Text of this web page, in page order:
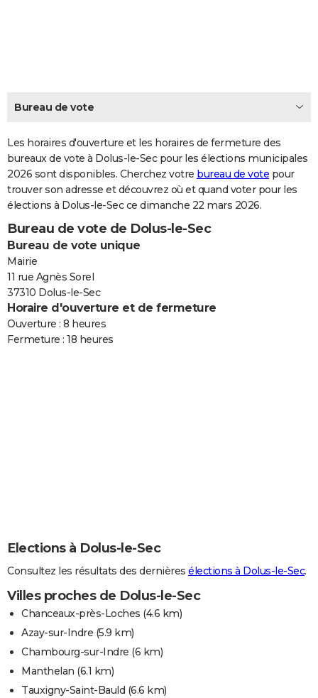
CARTE DE VOEUX
Dictionnaire
Biographies
Citations
Expressions
Proverbes
PROGRAMME TV
COPAINS D'AVANT
FORUM
Bricolage
Lifestyle
Culture
Sport
Auto
Television
Voyage
Cinema
Bureau de vote
Les horaires d'ouverture et les horaires de fermeture des
bureaux de vote à Dolus-le-Sec pour les élections municipales
2026 sont disponibles. Cherchez votre bureau de vote pour
trouver son adresse et découvrez où et quand voter pour les
élections à Dolus-le-Sec ce dimanche 22 mars 2026.
Bureau de vote de Dolus-le-Sec
Bureau de vote unique
Mairie
11 rue Agnès Sorel
37310 Dolus-le-Sec
Horaire d'ouverture et de fermeture
Ouverture : 8 heures
Fermeture : 18 heures
Elections à Dolus-le-Sec
Consultez les résultats des dernières élections à Dolus-le-Sec.
Villes proches de Dolus-le-Sec
Chanceaux-près-Loches (4.6 km)
Azay-sur-Indre (5.9 km)
Chambourg-sur-Indre (6 km)
Manthelan (6.1 km)
Tauxigny-Saint-Bauld (6.6 km)